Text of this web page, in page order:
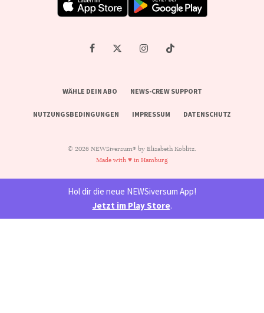
WÄHLE DEIN ABO NEWS-CREW SUPPORT
NUTZUNGSBEDINGUNGEN IMPRESSUM DATENSCHUTZ
© 2026 NEWSiversum® by Elisabeth Koblitz.
Made with ♥ in Hamburg
Hol dir die neue NEWSiversum App!
Jetzt im Play Store.